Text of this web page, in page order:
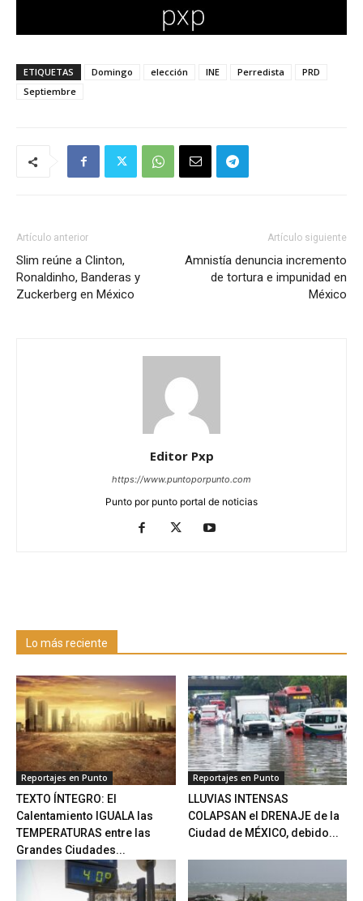
ETIQUETAS Domingo elección INE Perredista
PRD
Septiembre
Artículo anterior
Slim reúne a Clinton,
Ronaldinho, Banderas y
Zuckerberg en México
Artículo siguiente
Amnistía denuncia incremento
de tortura e impunidad en
México
Editor Pxp
https://www.puntoporpunto.com
Punto por punto portal de noticias
Lo más reciente
Reportajes en Punto
TEXTO ÍNTEGRO: El
Calentamiento IGUALA las
TEMPERATURAS entre las
Grandes Ciudades...
Reportajes en Punto
LLUVIAS INTENSAS
COLAPSAN el DRENAJE de la
Ciudad de MÉXICO, debido...